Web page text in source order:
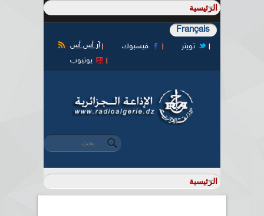
Français
آر أس أس فيسبوك
تويتر
يوتيوب
استمارة البحث
‏بحث ‏